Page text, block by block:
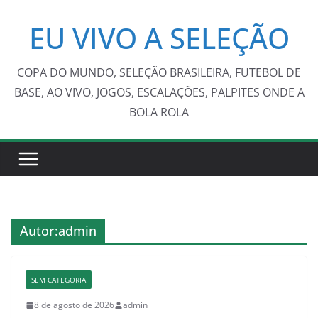
conteúdo
EU VIVO A SELEÇÃO
COPA DO MUNDO, SELEÇÃO BRASILEIRA, FUTEBOL DE
BASE, AO VIVO, JOGOS, ESCALAÇÕES, PALPITES ONDE A
BOLA ROLA
Autor:admin
SEM CATEGORIA
8 de agosto de 2026 admin